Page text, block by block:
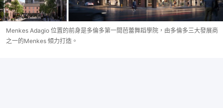
Menkes Adagio 位置的前身是多倫多第一間芭蕾舞蹈學院，由多倫多三大發展商
之一的Menkes 傾力打造。